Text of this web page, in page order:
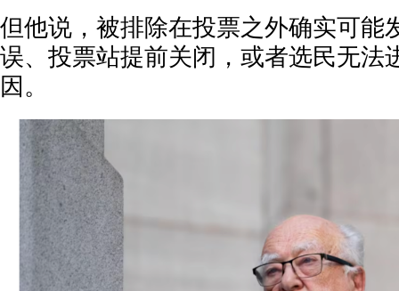
但他说，被排除在投票之外确实可
误、投票站提前关闭，或者选民无法
因。